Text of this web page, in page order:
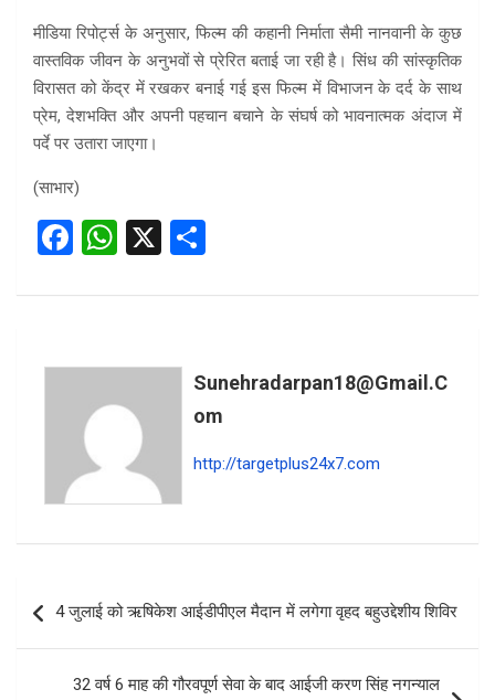
मीडिया रिपोर्ट्स के अनुसार, फिल्म की कहानी निर्माता सैमी नानवानी के कुछ
वास्तविक जीवन के अनुभवों से प्रेरित बताई जा रही है। सिंध की सांस्कृतिक
विरासत को केंद्र में रखकर बनाई गई इस फिल्म में विभाजन के दर्द के साथ
प्रेम, देशभक्ति और अपनी पहचान बचाने के संघर्ष को भावनात्मक अंदाज में
पर्दे पर उतारा जाएगा।
(साभार)
F
ce
o
o
k
W
at
A
p
p
X
ar
Sunehradarpan18@gmail.c
Om
http://targetplus24x7.com
navigation
4 जुलाई को ऋषिकेश आईडीपीएल मैदान में लगेगा वृहद बहुउद्देशीय शिविर
32 वर्ष 6 माह की गौरवपूर्ण सेवा के बाद आईजी करण सिंह नगन्याल